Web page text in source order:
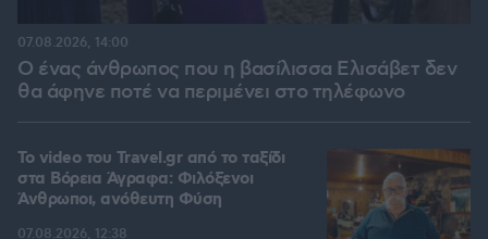
Ο ένας άνθρωπος που η βασίλισσα Ελισάβετ δεν
θα άφηνε ποτέ να περιμένει στο τηλέφωνο
07.08.2026, 14:00
To video του Travel.gr από το ταξίδι
στα Βόρεια Άγραφα: Φιλόξενοι
Άνθρωποι, ανόθευτη Φύση
07.08.2026, 12:38